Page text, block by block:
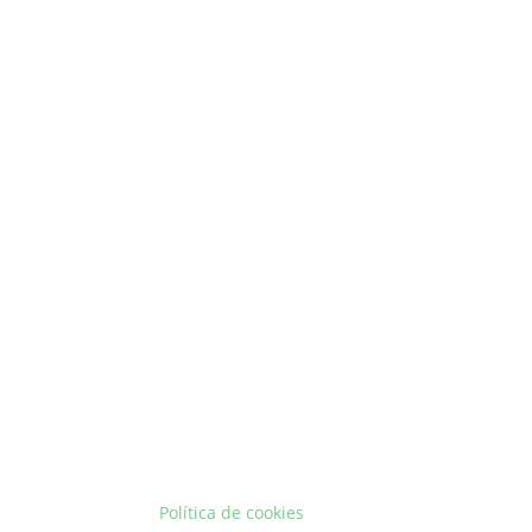
Política de cookies